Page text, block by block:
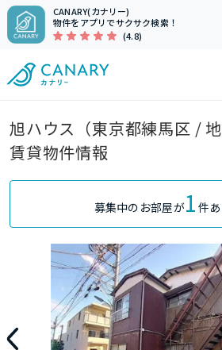
CANARY(カナリー)
物件をアプリでサクサク検索！
(4.8)
旭ハウス（東京都練馬区 /
賃貸物件情報
募集中のお部屋が1 件